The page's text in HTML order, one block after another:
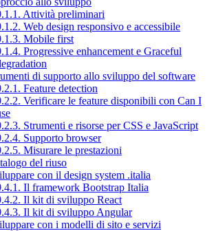
Attività preliminari
Web design responsivo e accessibile
Mobile first
Progressive enhancement e Graceful
di supporto allo sviluppo del software
Feature detection
Verificare le feature disponibili con Can I
Strumenti e risorse per CSS e JavaScript
Supporto browser
Misurare le prestazioni
del riuso
con il design system .italia
Il framework Bootstrap Italia
Il kit di sviluppo React
Il kit di sviluppo Angular
con i modelli di sito e servizi